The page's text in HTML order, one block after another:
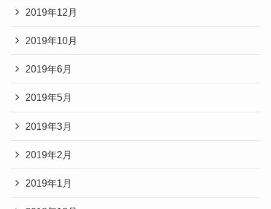
2019年12月
2019年10月
2019年6月
2019年5月
2019年3月
2019年2月
2019年1月